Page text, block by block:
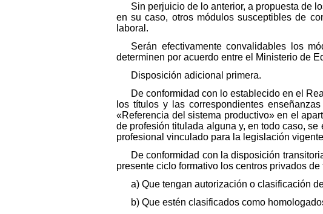
Sin perjuicio de lo anterior, a propuesta de
en su caso, otros módulos susceptibles de
laboral.
Serán efectivamente convalidables los
determinen por acuerdo entre el Ministerio de
Disposición adicional primera.
De conformidad con lo establecido en el
los títulos y las correspondientes
«Referencia del sistema productivo» en el
de profesión titulada alguna y, en todo caso,
profesional vinculado para la legislación
De conformidad con la disposición
presente ciclo formativo los centros privados
a) Que tengan autorización o clasificación
b) Que estén clasificados como